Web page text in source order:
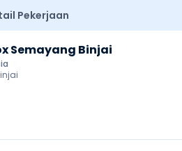
Pekerjaan
Semayang Binjai